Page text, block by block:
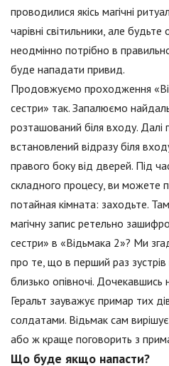
проводилися якісь магічні
чарівні світильники, але
неодмінно потрібно в
буде нападати привид.
Продовжуємо проходження
сестри» так. Запалюємо
розташований біля входу.
встановлений відразу біля
правого боку від дверей. Під
складного процесу, ви можете
потайная кімната: заходьте.
магічну запис ретельно
сестри» в «Відьмака 2»? Ми
про те, що в перший раз
близько опівночі.
Геральт зауважує примар тих
солдатами. Відьмак сам
або ж краще поговорить з
Що буде якщо напасти?